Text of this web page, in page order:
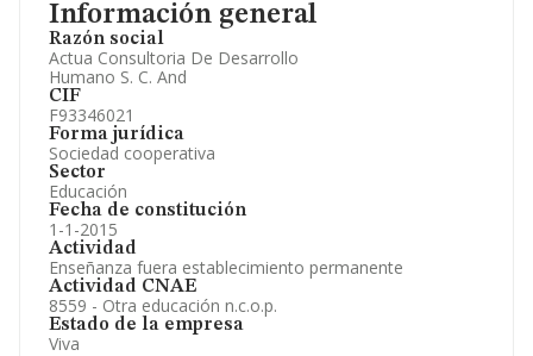
Información general
Razón social
Actua Consultoria De Desarrollo
Humano S. C. And
CIF
F93346021
Forma jurídica
Sociedad cooperativa
Sector
Educación
Fecha de constitución
1-1-2015
Actividad
Enseñanza fuera establecimiento permanente
Actividad CNAE
8559 - Otra educación n.c.o.p.
Estado de la empresa
Viva
Artículos de prensa publicados sobre la empresa.
Información oficial y registral complementaria.